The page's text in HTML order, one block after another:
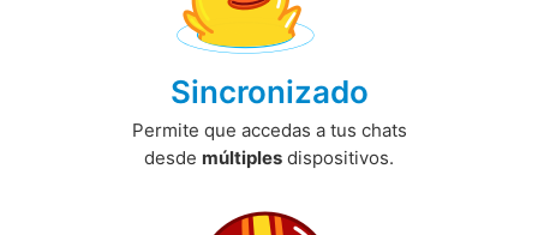
Sincronizado
Permite que accedas a tus chats
desde múltiples dispositivos.